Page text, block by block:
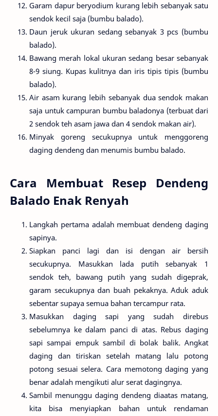
Garam dapur beryodium kurang lebih sebanyak satu
sendok kecil saja (bumbu balado).
Daun jeruk ukuran sedang sebanyak 3 pcs (bumbu
balado).
Bawang merah lokal ukuran sedang besar sebanyak
8-9 siung. Kupas kulitnya dan iris tipis tipis (bumbu
balado).
Air asam kurang lebih sebanyak dua sendok makan
saja untuk campuran bumbu baladonya (terbuat dari
2 sendok teh asam jawa dan 4 sendok makan air).
Minyak goreng secukupnya untuk menggoreng
daging dendeng dan menumis bumbu balado.
Cara Membuat Resep Dendeng
Balado Enak Renyah
Langkah pertama adalah membuat dendeng daging
sapinya.
Siapkan panci lagi dan isi dengan air bersih
secukupnya. Masukkan lada putih sebanyak 1
sendok teh, bawang putih yang sudah digeprak,
garam secukupnya dan buah pekaknya. Aduk aduk
sebentar supaya semua bahan tercampur rata.
Masukkan daging sapi yang sudah direbus
sebelumnya ke dalam panci di atas. Rebus daging
sapi sampai empuk sambil di bolak balik. Angkat
daging dan tiriskan setelah matang lalu potong
potong sesuai selera. Cara memotong daging yang
benar adalah mengikuti alur serat dagingnya.
Sambil menunggu daging dendeng diaatas matang,
kita bisa menyiapkan bahan untuk rendaman